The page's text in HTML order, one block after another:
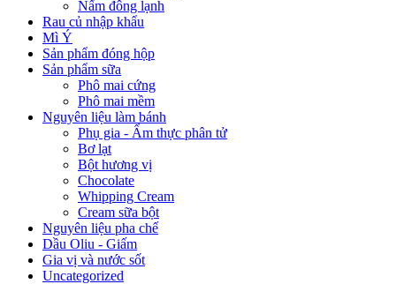
Nấm đông lạnh
Rau củ nhập khẩu
Mì Ý
Sản phẩm đóng hộp
Sản phẩm sữa
Phô mai cứng
Phô mai mềm
Nguyên liệu làm bánh
Phụ gia - Ẩm thực phân tử
Bơ lạt
Bột hương vị
Chocolate
Whipping Cream
Cream sữa bột
Nguyên liệu pha chế
Dầu Oliu - Giấm
Gia vị và nước sốt
Uncategorized